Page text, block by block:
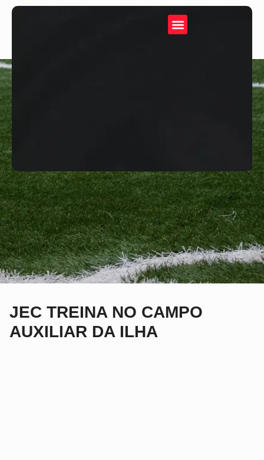
JEC TREINA NO CAMPO
AUXILIAR DA ILHA